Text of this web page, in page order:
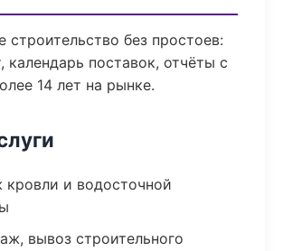
строительство без простоев:
календарь поставок, отчёты с
14 лет на рынке.
и водосточной
вывоз строительного